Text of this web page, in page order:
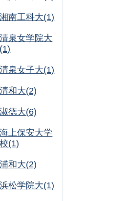
湘南工科大(1)
清泉女学院大
(1)
清泉女子大(1)
清和大(2)
淑徳大(6)
海上保安大学
校(1)
浦和大(2)
浜松学院大(1)